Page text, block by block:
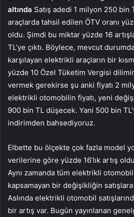
altında Satış adedi 1 milyon 250 bin
araçlarda tahsil edilen ÖTV oranı
oldu. Şimdi bu miktar yüzde 16
TL’ye çıktı. Böylece, mevcut
karşılayan elektrikli araçların bir
yüzde 10 Özel Tüketim Vergisi
vermek gerekirse şu anki fiyatı 2
elektrikli otomobilin fiyatı, yeni
900 bin TL düşecek. Yani 500 bin
indirimden bahsediyoruz.
Elbette bu ölçekte çok fazla model
verilerine göre yüzde 16’lık artış
Aynı zamanda tüm elektrikli
kapsamayan bir değişikliğin satışlara
Aslında elektrikli otomobil
bir artış var. Bugün yayınlanan